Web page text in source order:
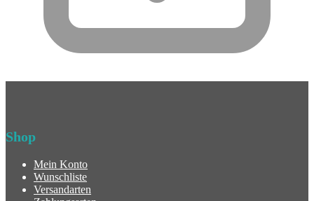
Shop
Mein Konto
Wunschliste
Versandarten